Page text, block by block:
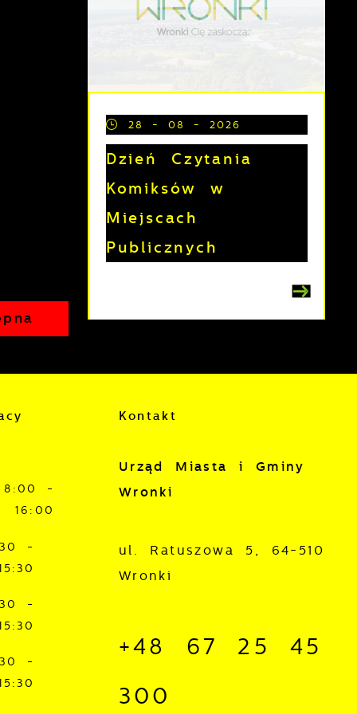
28 - 08 - 2026
Dzień Czytania
Komiksów w
Miejscach
Publicznych
8:00 -
16:00
-
-
-
Kontakt
Urząd Miasta i Gminy
Wronki
ul. Ratuszowa 5, 64-510
Wronki
+48 67 25 45
300